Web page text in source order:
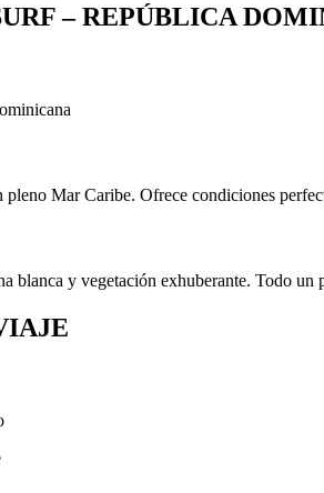
–REPÚBLICA
pleno Mar Caribe. Ofrece condiciones
blanca y vegetación exhuberante. Todo un